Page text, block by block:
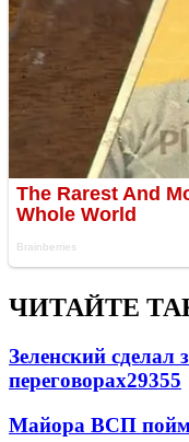
ЧИТАЙТЕ
Зеленский сделал
переговорах29355
Майора ВСП